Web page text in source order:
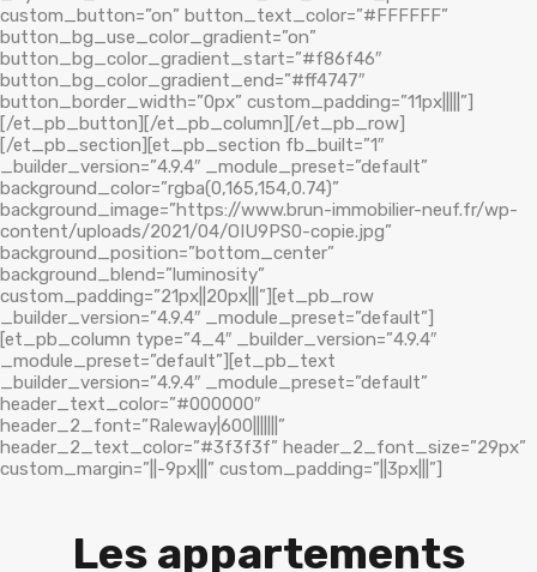
custom_button=”on” button_text_color=”#FFFFFF”
button_bg_use_color_gradient=”on”
button_bg_color_gradient_start=”#f86f46″
button_bg_color_gradient_end=”#ff4747″
button_border_width=”0px” custom_padding=”11px|||||”]
[/et_pb_button][/et_pb_column][/et_pb_row]
[/et_pb_section][et_pb_section fb_built=”1″
_builder_version=”4.9.4″ _module_preset=”default”
background_color=”rgba(0,165,154,0.74)”
background_image=”https://www.brun-immobilier-neuf.fr/wp-
content/uploads/2021/04/OIU9PS0-copie.jpg”
background_position=”bottom_center”
background_blend=”luminosity”
custom_padding=”21px||20px|||”][et_pb_row
_builder_version=”4.9.4″ _module_preset=”default”]
[et_pb_column type=”4_4″ _builder_version=”4.9.4″
_module_preset=”default”][et_pb_text
_builder_version=”4.9.4″ _module_preset=”default”
header_text_color=”#000000″
header_2_font=”Raleway|600|||||||”
header_2_text_color=”#3f3f3f” header_2_font_size=”29px”
custom_margin=”||-9px|||” custom_padding=”||3px|||”]
Les appartements